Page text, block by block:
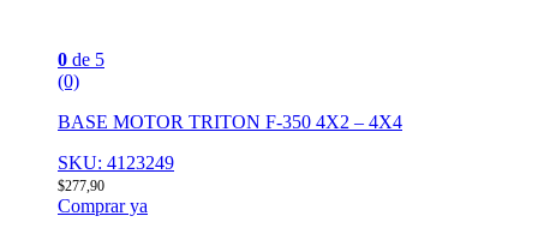
0 de 5
(0)
BASE MOTOR TRITON F-350 4X2 – 4X4
SKU: 4123249
$277,90
Comprar ya